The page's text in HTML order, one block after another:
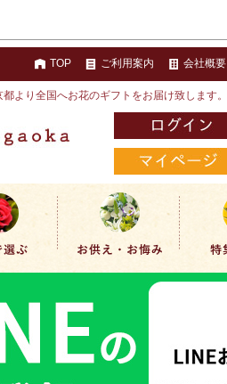
TOP ご利用案内 会社概要
より全国へお花のギフトをお届け致します。